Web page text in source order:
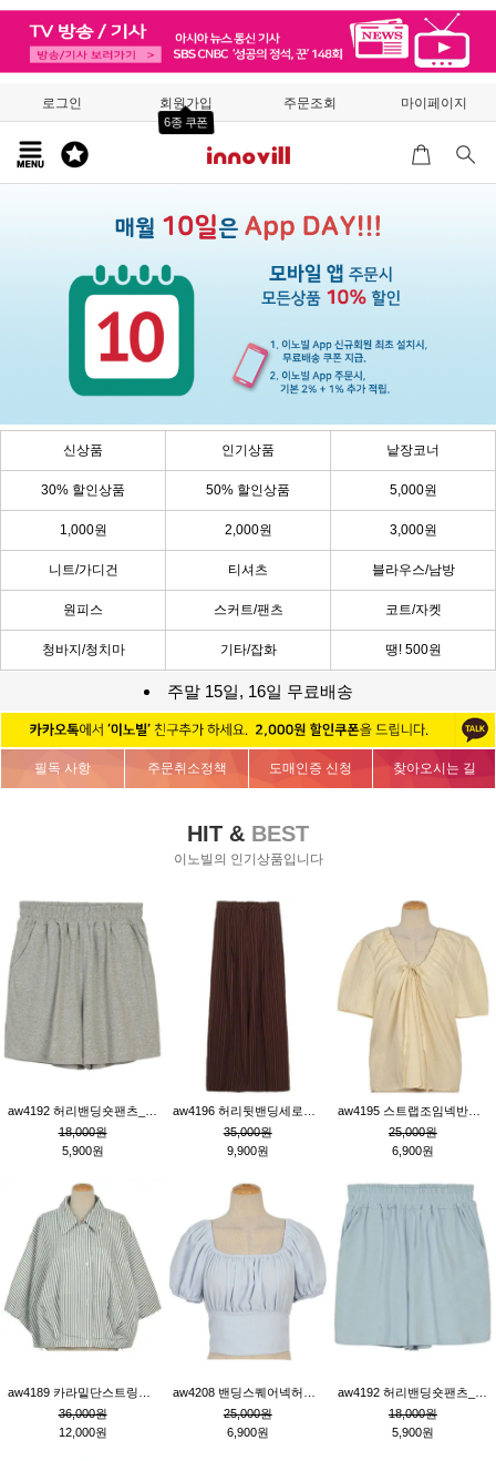
로그인 회원가입
6종 쿠폰
주문조회 마이페이지
신상품 인기상품 낱장코너
30% 할인상품 50% 할인상품 5,000원
1,000원 2,000원 3,000원
니트/가디건 티셔츠 블라우스/남방
원피스 스커트/팬츠 코트/자켓
청바지/청치마 기타/잡화 땡! 500원
주말 15일, 16일 무료배송
필독 사항 주문취소정책 도매인증 신청 찾아오시는 길
HIT & BEST
이노빌의 인기상품입니다
18,000원
5,900원
35,000원
9,900원
25,000원
6,900원
36,000원
12,000원
25,000원
6,900원
18,000원
5,900원